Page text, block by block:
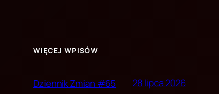
WIĘCEJ WPISÓW
Dziennik Zmian #65 28 lipca 2026